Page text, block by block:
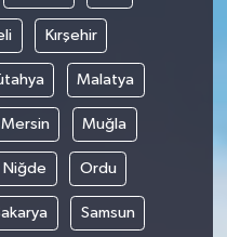
Kırşehir
Malatya
Mersin Muğla
Niğde Ordu
Samsun